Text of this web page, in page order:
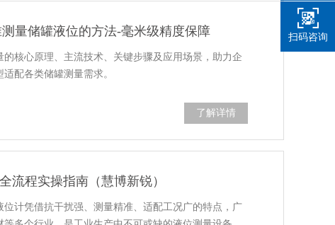
量储罐液位的方法-毫米级精度保障
核心原理、主流技术、关键步骤及应用场景，助力企
配各类储罐测量需求。
了解详情
流程实操指南（慧博新锐）
计凭借抗干扰强、测量精准、适配工况广的特点，广
扫码咨询